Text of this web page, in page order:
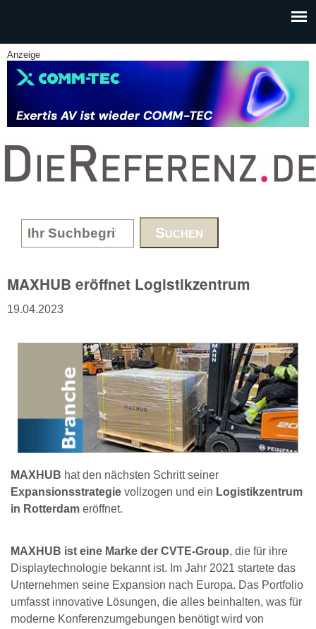
Anzeige
www.DieReferenz.de
Search form
MAXHUB eröffnet Logistikzentrum
19.04.2023
MAXHUB hat den nächsten Schritt seiner
Expansionsstrategie vollzogen und ein Logistikzentrum
in Rotterdam eröffnet.
MAXHUB ist eine Marke der CVTE-Group, die für ihre
Displaytechnologie bekannt ist. Im Jahr 2021 startete das
Unternehmen seine Expansion nach Europa. Das Portfolio
umfasst innovative Lösungen, die alles beinhalten, was für
moderne Konferenzumgebungen benötigt wird von